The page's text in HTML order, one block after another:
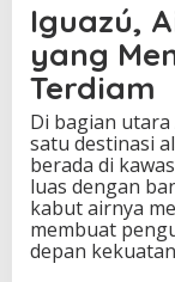
Iguazú,
yang
Terdiam
Di bagian
satu destinasi
berada di
luas dengan
kabut airnya
membuat
depan